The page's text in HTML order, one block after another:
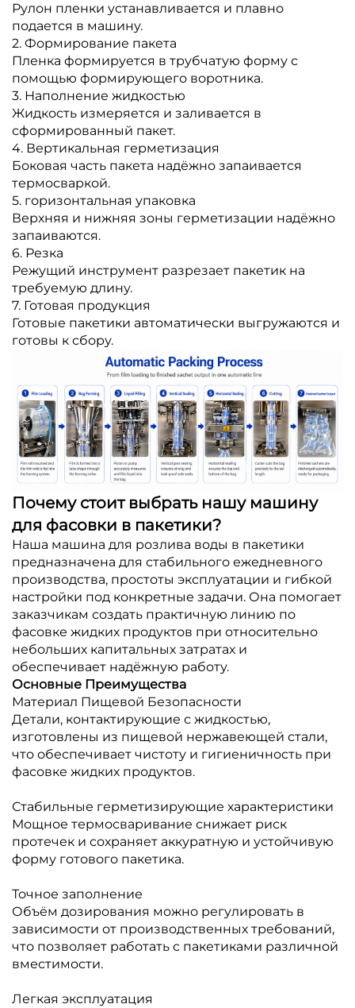
Рулон пленки устанавливается и плавно
подается в машину.
2. Формирование пакета
Пленка формируется в трубчатую форму с
помощью формирующего воротника.
3. Наполнение жидкостью
Жидкость измеряется и заливается в
сформированный пакет.
4. Вертикальная герметизация
Боковая часть пакета надёжно запаивается
термосваркой.
5. горизонтальная упаковка
Верхняя и нижняя зоны герметизации надёжно
запаиваются.
6. Резка
Режущий инструмент разрезает пакетик на
требуемую длину.
7. Готовая продукция
Готовые пакетики автоматически выгружаются и
готовы к сбору.
Почему стоит выбрать нашу машину
для фасовки в пакетики?
Наша машина для розлива воды в пакетики
предназначена для стабильного ежедневного
производства, простоты эксплуатации и гибкой
настройки под конкретные задачи. Она помогает
заказчикам создать практичную линию по
фасовке жидких продуктов при относительно
небольших капитальных затратах и
обеспечивает надёжную работу.
Основные Преимущества
Материал Пищевой Безопасности
Детали, контактирующие с жидкостью,
изготовлены из пищевой нержавеющей стали,
что обеспечивает чистоту и гигиеничность при
фасовке жидких продуктов.
Стабильные герметизирующие характеристики
Мощное термосваривание снижает риск
протечек и сохраняет аккуратную и устойчивую
форму готового пакетика.
Точное заполнение
Объём дозирования можно регулировать в
зависимости от производственных требований,
что позволяет работать с пакетиками различной
вместимости.
Легкая эксплуатация